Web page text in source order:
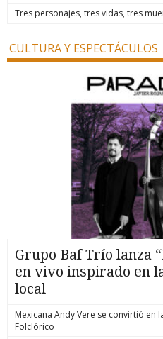
Tres personajes, tres vidas, tres
CULTURA Y ESPECTÁCULOS
Grupo Baf Trío lanza
en vivo inspirado en
local
Mexicana Andy Vere se convirtió en
Folclórico